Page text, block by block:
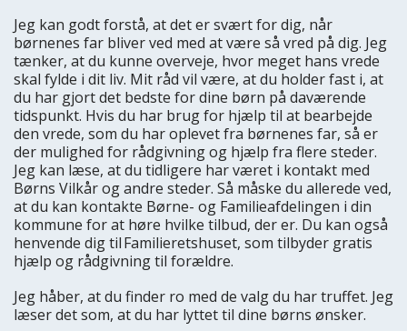
Jeg kan godt forstå, at det er svært for dig, når
børnenes far bliver ved med at være så vred på dig. Jeg
tænker, at du kunne overveje, hvor meget hans vrede
skal fylde i dit liv. Mit råd vil være, at du holder fast i, at
du har gjort det bedste for dine børn på daværende
tidspunkt. Hvis du har brug for hjælp til at bearbejde
den vrede, som du har oplevet fra børnenes far, så er
der mulighed for rådgivning og hjælp fra flere steder.
Jeg kan læse, at du tidligere har været i kontakt med
Børns Vilkår og andre steder. Så måske du allerede ved,
at du kan kontakte Børne- og Familieafdelingen i din
kommune for at høre hvilke tilbud, der er. Du kan også
henvende dig til Familieretshuset, som tilbyder gratis
hjælp og rådgivning til forældre.
Jeg håber, at du finder ro med de valg du har truffet. Jeg
læser det som, at du har lyttet til dine børns ønsker.